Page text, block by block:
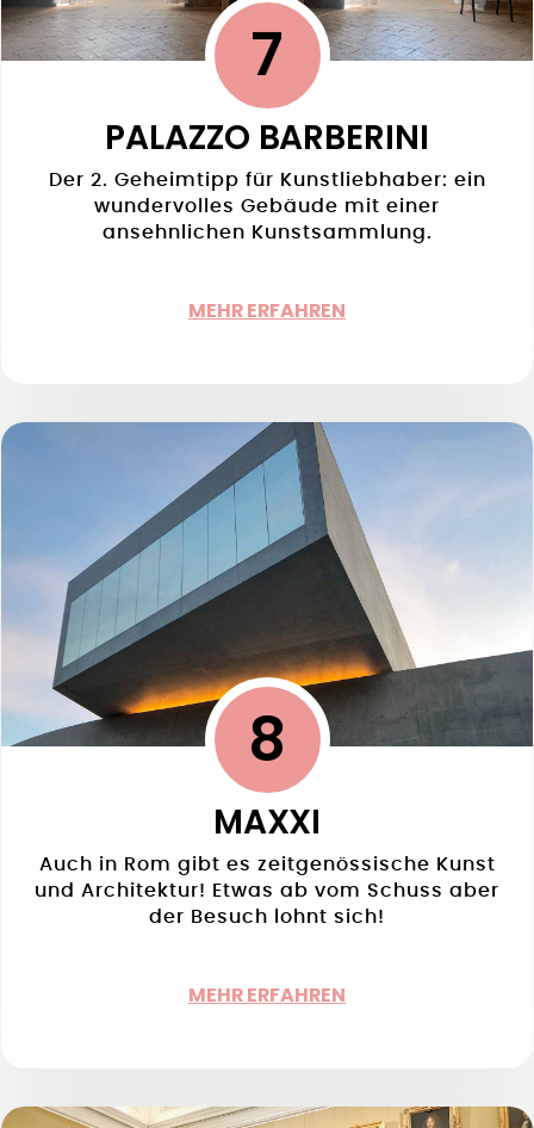
8
MAXXI
Auch in Rom gibt es zeitgenössische Kunst
und Architektur! Etwas ab vom Schuss aber
der Besuch lohnt sich!
MEHR ERFAHREN
7
PALAZZO BARBERINI
Der 2. Geheimtipp für Kunstliebhaber: ein
wundervolles Gebäude mit einer
ansehnlichen Kunstsammlung.
MEHR ERFAHREN